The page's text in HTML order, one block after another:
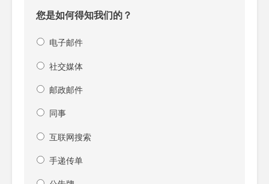
您是如何得知我们的？
电子邮件
社交媒体
邮政邮件
同事
互联网搜索
手递传单